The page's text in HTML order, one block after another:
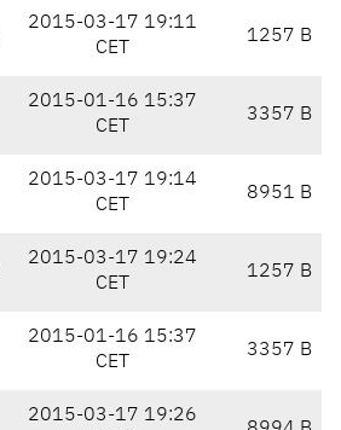
2015-03-17 19:11
CET
1257 B
2015-01-16 15:37
CET
3357 B
2015-03-17 19:14
CET
8951 B
2015-03-17 19:24
CET
1257 B
2015-01-16 15:37
CET
3357 B
2015-03-17 19:26